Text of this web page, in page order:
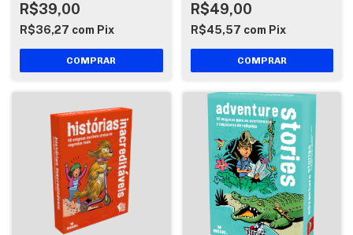
R$39,00
R$36,27 com Pix
R$49,00
R$45,57 com Pix